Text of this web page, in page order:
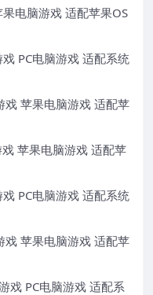
电脑游戏 适配苹果OS
PC电脑游戏 适配系统
苹果电脑游戏 适配苹
苹果电脑游戏 适配苹
PC电脑游戏 适配系统
苹果电脑游戏 适配苹
戏 PC电脑游戏 适配系